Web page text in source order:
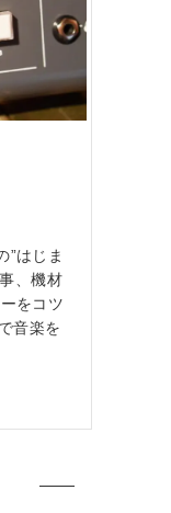
”はじま
、機材
をコツ
音楽を